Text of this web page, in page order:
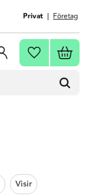
Privat Företag
Favoriter
Visir